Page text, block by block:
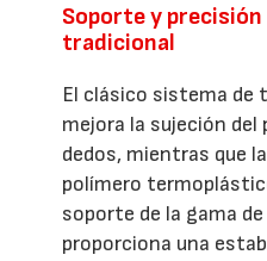
Soporte y precisión
tradicional
El clásico sistema de
mejora la sujeción del
dedos, mientras que
polímero
soporte de la gama
proporciona una